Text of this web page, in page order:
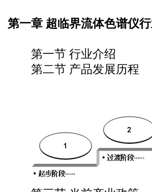
第一章 超临界流体色谱仪
第一节 行业介绍
第二节 产品发展历程